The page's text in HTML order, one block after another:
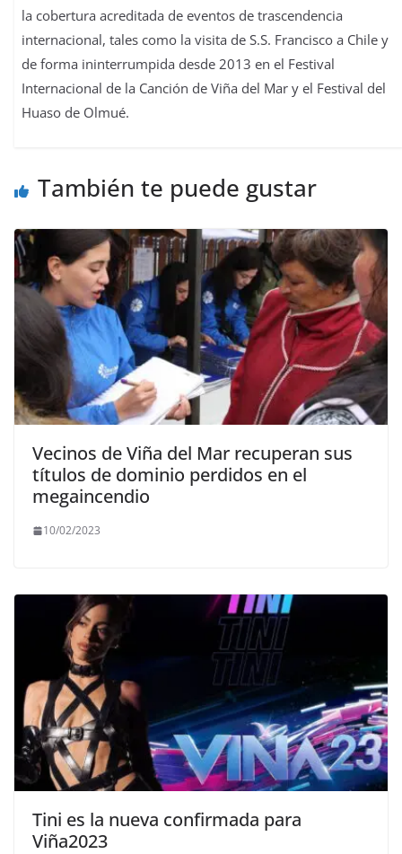
la cobertura acreditada de eventos de trascendencia
internacional, tales como la visita de S.S. Francisco a Chile y
de forma ininterrumpida desde 2013 en el Festival
Internacional de la Canción de Viña del Mar y el Festival del
Huaso de Olmué.
También te puede gustar
Vecinos de Viña del Mar recuperan sus
títulos de dominio perdidos en el
megaincendio
10/02/2023
Tini es la nueva confirmada para
Viña2023